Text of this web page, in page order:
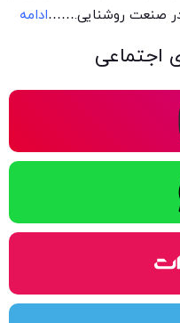
صنعت روشنایی.……ادامه
اجتماعی